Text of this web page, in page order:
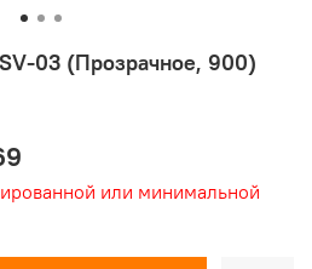
03 (Прозрачное, 900)
или минимальной